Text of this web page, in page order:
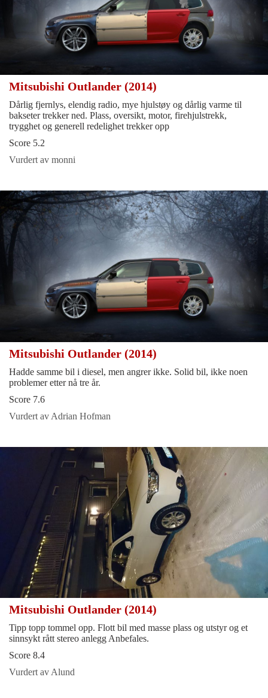
Mitsubishi Outlander (2014)
Dårlig fjernlys, elendig radio, mye hjulstøy og dårlig varme til
bakseter trekker ned. Plass, oversikt, motor, firehjulstrekk,
trygghet og generell redelighet trekker opp
Score 5.2
Vurdert av monni
Mitsubishi Outlander (2014)
Hadde samme bil i diesel, men angrer ikke. Solid bil, ikke noen
problemer etter nå tre år.
Score 7.6
Vurdert av Adrian Hofman
Mitsubishi Outlander (2014)
Tipp topp tommel opp. Flott bil med masse plass og utstyr og et
sinnsykt rått stereo anlegg Anbefales.
Score 8.4
Vurdert av Alund